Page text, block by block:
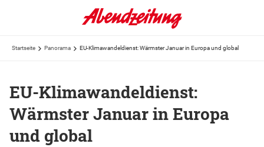
Startseite Panorama EU-Klimawandeldienst: Wärmster Januar in Europa und global
EU-Klimawandeldienst:
Wärmster Januar in Europa
und global